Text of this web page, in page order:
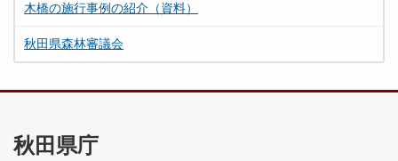
木橋の施行事例の紹介（資料）
秋田県森林審議会
秋田県庁